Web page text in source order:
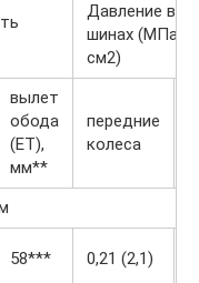
Давление
шинах (МПа
см2)
вылет
обода
(ET),
мм**
передние
колеса
58*** 0,21 (2,1)